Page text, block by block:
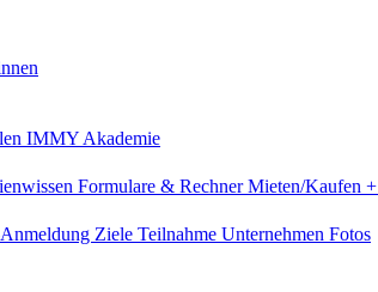
IMMY Akademie
Formulare & RechnerMieten/Kaufen +
Ziele Teilnahme Unternehmen Fotos